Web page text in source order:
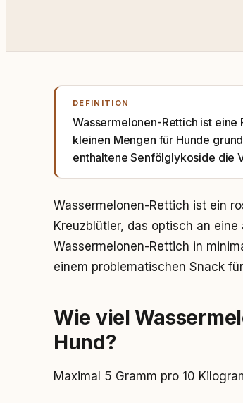
DEFINITION
Wassermelonen-Rettich ist eine
kleinen Mengen für Hunde
enthaltene Senfölglykoside die
Wassermelonen-Rettich ist ein
Kreuzblütler, das optisch an
Wassermelonen-Rettich in
einem problematischen Snack
Wie viel
Hund?
Maximal 5 Gramm pro 10